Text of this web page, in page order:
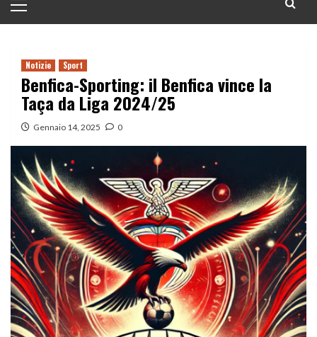
principale
Notizie Sport
Benfica-Sporting: il Benfica vince la
Taça da Liga 2024/25
Gennaio 14, 2025 0